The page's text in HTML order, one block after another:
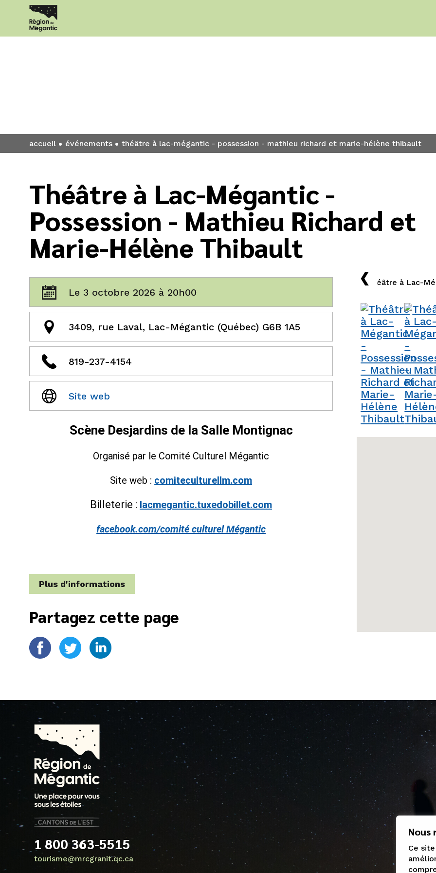
accueil événements théâtre à lac-mégantic - possession - mathieu richard et marie-hélène thibault
Théâtre à Lac-Mégantic -
Possession - Mathieu Richard et
Marie-Hélène Thibault
Le 3 octobre 2026 à 20h00
3409, rue Laval, Lac-Mégantic (Québec) G6B 1A5
819-237-4154
Site web
Scène Desjardins de la Salle Montignac
Organisé par le Comité Culturel Mégantic
Site web : comiteculturellm.com
Billeterie : lacmegantic.tuxedobillet.com
facebook.com/comité culturel Mégantic
Plus d'informations
Partagez cette page
›
1 800 363-5515
tourisme@mrcgranit.qc.ca
Nous
Ce